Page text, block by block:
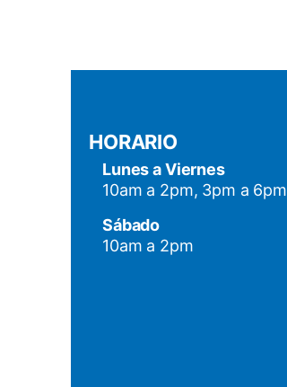
HORARIO
Lunes a Viernes
10am a 2pm, 3pm a 6pm
Sábado
10am a 2pm